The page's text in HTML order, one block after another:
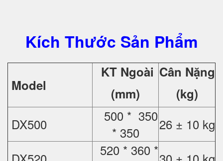
Kích Thước Sản Phẩm
Model
KT Ngoài
(mm)
Cân Nặng
(kg)
DX500
500 * 350
* 350
26 ± 10 kg
520 * 360 *